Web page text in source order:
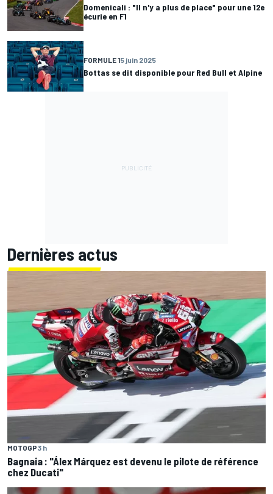
Domenicali : "Il n'y a plus de place" pour une 12e
écurie en F1
FORMULE 15 juin 2025
Bottas se dit disponible pour Red Bull et Alpine
Dernières actus
MOTOGP3 h
Bagnaia : "Álex Márquez est devenu le pilote de référence
chez Ducati"